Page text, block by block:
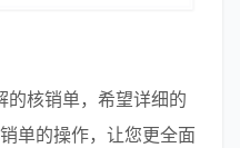
单的操作，让您更全面